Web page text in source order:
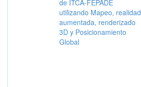
de ITCA-FEPADE
utilizando Mapeo, realidad
aumentada, renderizado
3D y Posicionamiento
Global